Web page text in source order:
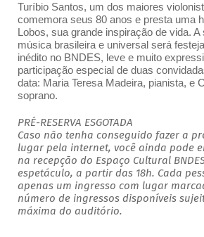
Turíbio Santos, um dos maiores
comemora seus 80 anos e presta uma
Lobos, sua grande inspiração de vida. A
música brasileira e universal será
inédito no BNDES, leve e muito
participação especial de duas
data: Maria Teresa Madeira, pianista, e
soprano.
PRÉ-RESERVA ESGOTADA
Caso não tenha conseguido fazer a
lugar pela internet, você ainda pode
na recepção do Espaço Cultural
espetáculo, a partir das 18h. Cada
apenas um ingresso com lugar
número de ingressos disponíveis
máxima do auditório.